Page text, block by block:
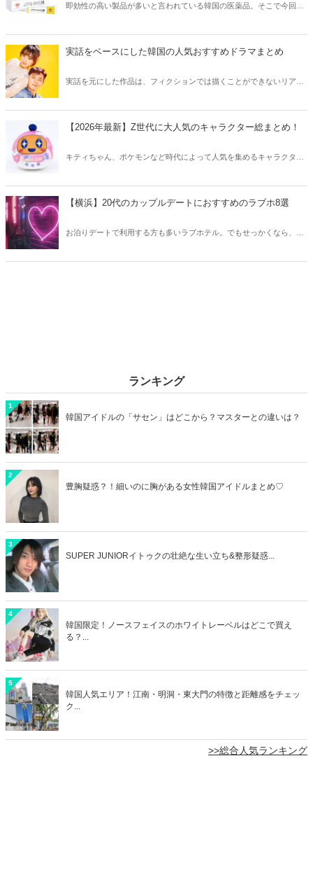
即効性の高い製品が多いと言われている韓国の医薬品。そこで今回は
う。
実話をベースにした韓国の人気おすすめドラマまとめ
実話を元にした作品は、フィクションでは描くことができないリアル
【2026年最新】Z世代に大人気のキャラクター総まとめ！
キティちゃん、ポケモンなど時代によって人気を集めるキャラクター
クしてみましょう。
【横浜】20代のカップルデートにおすすめのラブホ8選
お泊りデートで利用する方も多いラブホテル。でもせっかくなら、キ
ランキング
1
韓国アイドルの「サセン」はどこから？マスターとの違いは？
2
豊胸疑惑？！細いのに胸がある女性韓国アイドルまとめ♡
3
SUPER JUNIORイトゥクの壮絶な生い立ち&整形疑惑...
4
韓国限定！ノースフェイスのホワイトレーベルはどこで買え
る？...
5
韓国人気エリア！江南・明洞・東大門の特徴と距離感をチェッ
ク...
>>総合人気ランキング